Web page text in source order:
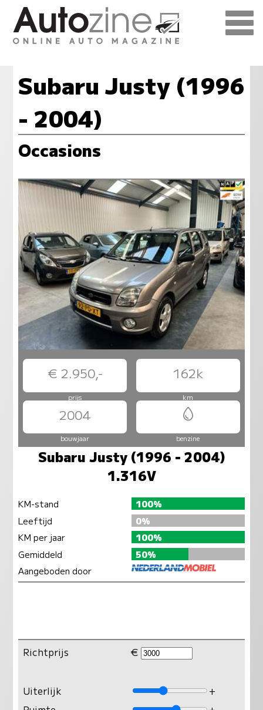
Subaru Justy (1996
- 2004)
Occasions
€ 2.950,- 162k
prijs km
2004
bouwjaar benzine
Subaru Justy (1996 - 2004)
1.316V
KM-stand
100%
Leeftijd
0%
KM per jaar
100%
Gemiddeld
50%
Aangeboden door
Richtprijs €
Uiterlijk
+